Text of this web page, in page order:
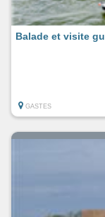
Balade et visite
GASTES